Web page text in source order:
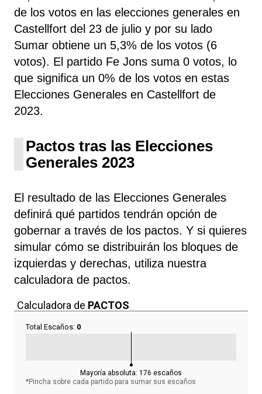
de los votos en las elecciones generales en
Castellfort del 23 de julio y por su lado
Sumar obtiene un 5,3% de los votos (6
votos). El partido Fe Jons suma 0 votos, lo
que significa un 0% de los votos en estas
Elecciones Generales en Castellfort de
2023.
Pactos tras las Elecciones
Generales 2023
El resultado de las Elecciones Generales
definirá qué partidos tendrán opción de
gobernar a través de los pactos. Y si quieres
simular cómo se distribuirán los bloques de
izquierdas y derechas, utiliza nuestra
calculadora de pactos.
Calculadora de PACTOS
Total Escaños: 0
Mayoría absoluta: 176 escaños
*Pincha sobre cada partido para sumar sus escaños